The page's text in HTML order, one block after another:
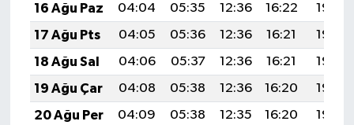
16 Ağu Paz
04:04 05:35 12:36 16:22
19:27
17 Ağu Pts
04:05 05:36 12:36 16:21
19:26
18 Ağu Sal
04:06 05:37 12:36 16:21
19:25
19 Ağu Çar
04:08 05:38 12:36 16:20
19:23
20 Ağu Per
04:09 05:38 12:35 16:20
19:22